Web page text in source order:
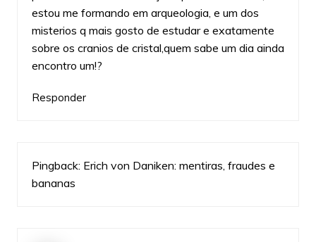
estou me formando em arqueologia, e um dos
misterios q mais gosto de estudar e exatamente
sobre os cranios de cristal,quem sabe um dia ainda
encontro um!?
Responder
Pingback: Erich von Daniken: mentiras, fraudes e
bananas